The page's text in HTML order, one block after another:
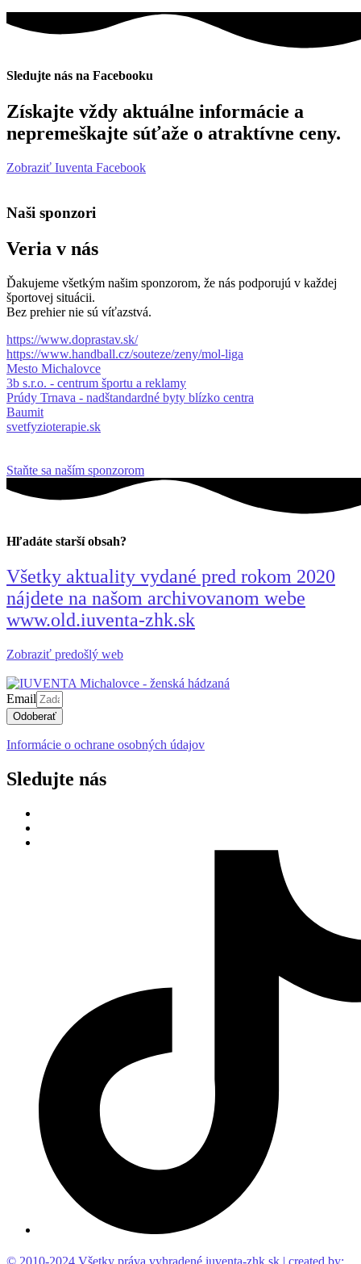
Sledujte nás na Facebooku
Získajte vždy aktuálne informácie a
nepremeškajte súťaže o atraktívne ceny.
Zobraziť Iuventa Facebook
Naši sponzori
Veria v nás
Ďakujeme všetkým našim sponzorom, že nás podporujú v každej
športovej situácii.
Bez prehier nie sú víťazstvá.
https://www.doprastav.sk/
https://www.handball.cz/souteze/zeny/mol-liga
Mesto Michalovce
3b s.r.o. - centrum športu a reklamy
Prúdy Trnava - nadštandardné byty blízko centra
Baumit
svetfyzioterapie.sk
Staňte sa naším sponzorom
Hľadáte starší obsah?
Všetky aktuality vydané pred rokom 2020
nájdete na našom archivovanom webe
www.old.iuventa-zhk.sk
Zobraziť predošlý web
Email
Odoberať
Informácie o ochrane osobných údajov
Sledujte nás
© 2010-2024 Všetky práva vyhradené iuventa-zhk.sk | created by: